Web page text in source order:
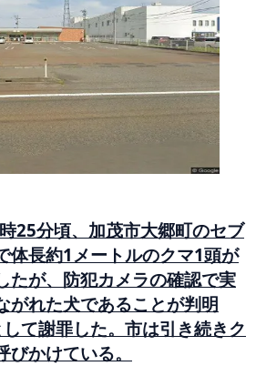
25分頃、加茂市大郷町のセブ
体長約1メートルのクマ1頭が
たが、防犯カメラの確認で実
がれた犬であることが判明
て謝罪した。市は引き続きク
かけている。